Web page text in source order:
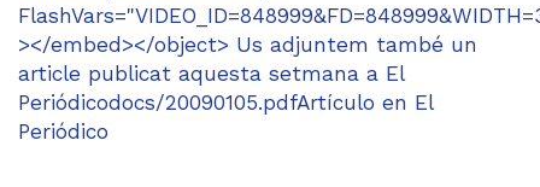
></embed></object> Us adjuntem també un
article publicat aquesta setmana a El
Periódicodocs/20090105.pdfArtículo en El
Periódico